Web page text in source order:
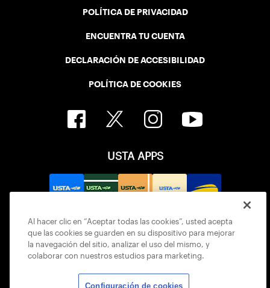
POLÍTICA DE PRIVACIDAD
ENCUENTRA TU CUENTA
DECLARACIÓN DE ACCESIBILIDAD
POLÍTICA DE COOKIES
USTA APPS
Al hacer clic en “Aceptar todas las cookies”, usted acepta
que las cookies se guarden en su dispositivo para mejorar
la navegación del sitio, analizar el uso del mismo, y
colaborar con nuestros estudios para marketing.
Configuración de cookies